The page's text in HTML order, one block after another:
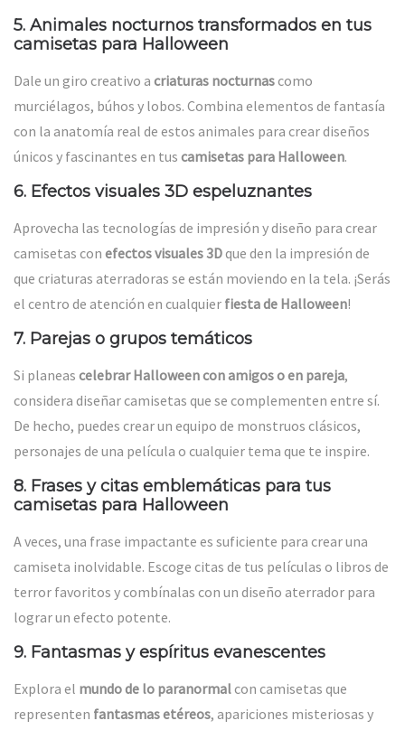
5. Animales nocturnos transformados en tus
camisetas para Halloween
Dale un giro creativo a criaturas nocturnascomo
murciélagos, búhos y lobos. Combina elementos de fantasía
con la anatomía real de estos animales para crear diseños
únicos y fascinantes en tus camisetas para Halloween.
6. Efectos visuales 3D espeluznantes
Aprovecha las tecnologías de impresión y diseño para crear
camisetas con efectos visuales 3Dque den la impresión de
que criaturas aterradoras se están moviendo en la tela. ¡Serás
el centro de atención en cualquier fiesta de Halloween!
7. Parejas o grupos temáticos
Si planeas celebrar Halloween con amigos o en pareja,
considera diseñar camisetas que se complementen entre sí.
De hecho, puedes crear un equipo de monstruos clásicos,
personajes de una película o cualquier tema que te inspire.
8. Frases y citas emblemáticas para tus
camisetas para Halloween
A veces, una frase impactante es suficiente para crear una
camiseta inolvidable. Escoge citas de tus películas o libros de
terror favoritos y combínalas con un diseño aterrador para
lograr un efecto potente.
9. Fantasmas y espíritus evanescentes
Explora el mundo de lo paranormalcon camisetas que
representen fantasmas etéreos, apariciones misteriosas y